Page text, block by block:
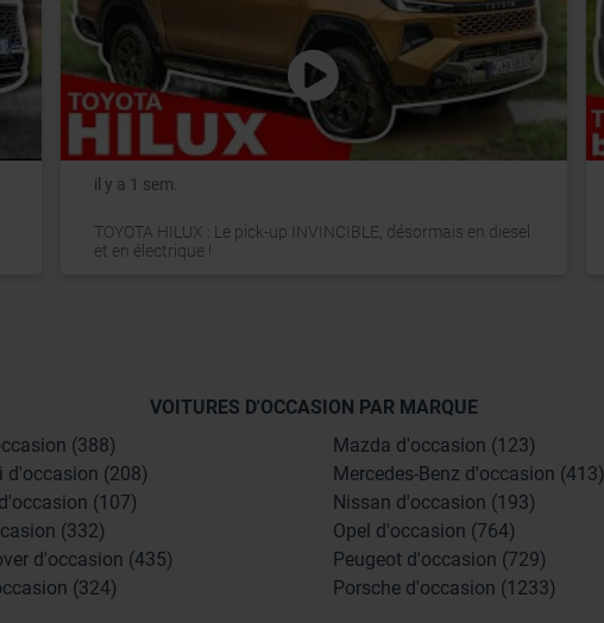
il y a 1 sem.
TOYOTA HILUX : Le pick-up INVINCIBLE, désormais en diesel
et en électrique !
VOITURES D'OCCASION PAR MARQUE
(388)
d'occasion (208)
(107)
(332)
d'occasion (435)
(324)
Mazda d'occasion (123)
Mercedes-Benz d'occasion (413)
Nissan d'occasion (193)
Opel d'occasion (764)
Peugeot d'occasion (729)
Porsche d'occasion (1233)